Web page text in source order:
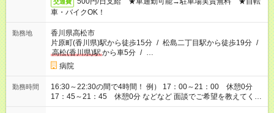
交通費
車・バイクOK！
勤務地
香川県高松市
片原町(香川県)駅から徒歩15分 / 松島二丁目駅から徒歩19分 /
高松(香川県)駅から車5分 / …
病院
勤務時間
16:30～22:30の間で4時間！ 例） 17：00～21：00 休憩0分
17：45～21：45 休憩0分 などなど 面談でご希望を教えてくだ
さい！